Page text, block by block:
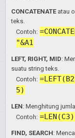
CONCATENATE atau
teks.
Contoh:
"&A1
LEFT, RIGHT, MID:
suatu string teks.
Contoh:
5)
LEN: Menghitung
Contoh: =LEN(C3)
FIND, SEARCH: